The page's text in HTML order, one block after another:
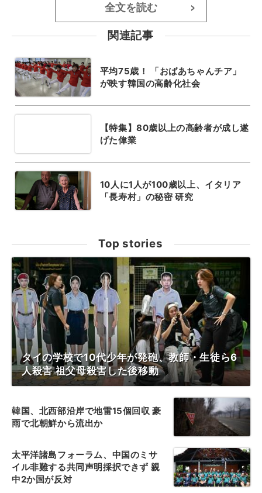
全文を読む >
関連記事
平均75歳！ 「おばあちゃんチア」
が映す韓国の高齢化社会
【特集】80歳以上の高齢者が成し遂
げた偉業
10人に1人が100歳以上、イタリア
「長寿村」の秘密 研究
Top stories
タイの学校で10代少年が発砲、教師・生徒ら6
人殺害 祖父母殺害した後移動
韓国、北西部沿岸で地雷15個回収 豪
雨で北朝鮮から流出か
太平洋諸島フォーラム、中国のミサ
イル非難する共同声明採択できず 親
中2か国が反対